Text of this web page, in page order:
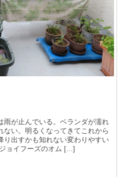
雨が止んでいる。ベランダが濡れ
ない。明るくなってきてこれから
り出すかも知れない変わりやすい
ョイフーズのオム […]